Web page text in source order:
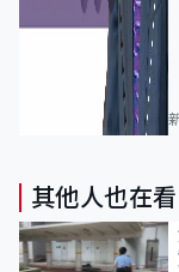
其他人也在看